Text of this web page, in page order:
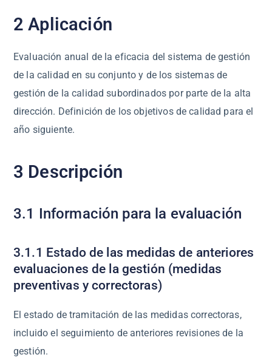
2 Aplicación
Evaluación anual de la eficacia del sistema de gestión
de la calidad en su conjunto y de los sistemas de
gestión de la calidad subordinados por parte de la alta
dirección. Definición de los objetivos de calidad para el
año siguiente.
3 Descripción
3.1 Información para la evaluación
3.1.1 Estado de las medidas de anteriores
evaluaciones de la gestión (medidas
preventivas y correctoras)
El estado de tramitación de las medidas correctoras,
incluido el seguimiento de anteriores revisiones de la
gestión.